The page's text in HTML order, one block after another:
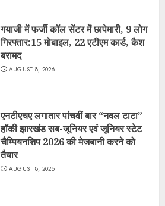
गयाजी में फर्जी कॉल सेंटर में छापेमारी, 9 लोग
गिरफ्तार:15 मोबाइल, 22 एटीएम कार्ड, कैश
बरामद
AUGUST 8, 2026
एनटीएचए लगातार पांचवीं बार “नवल टाटा”
हॉकी झारखंड सब-जूनियर एवं जूनियर स्टेट
चैम्पियनशिप 2026 की मेजबानी करने को
तैयार
AUGUST 8, 2026